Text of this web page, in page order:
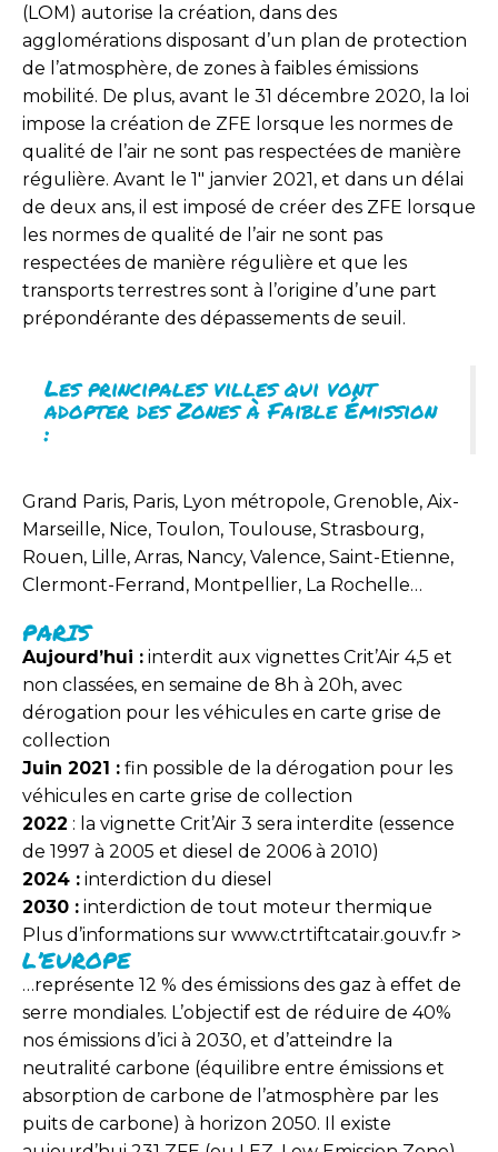
(LOM) autorise la création, dans des
agglomérations disposant d’un plan de protection
de l’atmosphère, de zones à faibles émissions
mobilité. De plus, avant le 31 décembre 2020, la loi
impose la création de ZFE lorsque les normes de
qualité de l’air ne sont pas respectées de manière
régulière. Avant le 1″ janvier 2021, et dans un délai
de deux ans, il est imposé de créer des ZFE lorsque
les normes de qualité de l’air ne sont pas
respectées de manière régulière et que les
transports terrestres sont à l’origine d’une part
prépondérante des dépassements de seuil.
Les principales villes qui vont
adopter des Zones à Faible Émission
:
Grand Paris, Paris, Lyon métropole, Grenoble, Aix-
Marseille, Nice, Toulon, Toulouse, Strasbourg,
Rouen, Lille, Arras, Nancy, Valence, Saint-Etienne,
Clermont-Ferrand, Montpellier, La Rochelle…
PARIS
Aujourd’hui : interdit aux vignettes Crit’Air 4,5 et
non classées, en semaine de 8h à 20h, avec
dérogation pour les véhicules en carte grise de
collection
Juin 2021 : fin possible de la dérogation pour les
véhicules en carte grise de collection
2022 : la vignette Crit’Air 3 sera interdite (essence
de 1997 à 2005 et diesel de 2006 à 2010)
2024 : interdiction du diesel
2030 : interdiction de tout moteur thermique
Plus d’informations sur www.ctrtiftcatair.gouv.fr >
L’EUROPE
…représente 12 % des émissions des gaz à effet de
serre mondiales. L’objectif est de réduire de 40%
nos émissions d’ici à 2030, et d’atteindre la
neutralité carbone (équilibre entre émissions et
absorption de carbone de l’atmosphère par les
puits de carbone) à horizon 2050. Il existe